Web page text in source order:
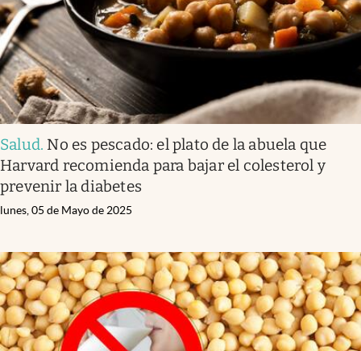
Salud. No es pescado: el plato de la abuela que
Harvard recomienda para bajar el colesterol y
prevenir la diabetes
lunes, 05 de Mayo de 2025